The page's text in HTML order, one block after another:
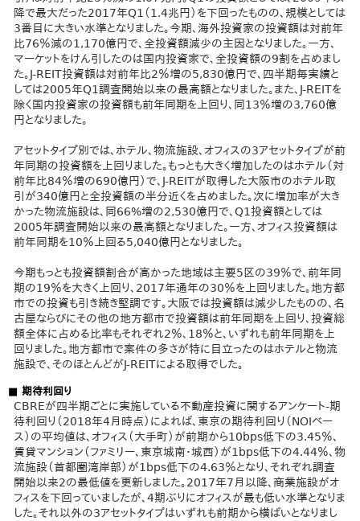
降で最大だった2017年Q1（1.4兆円）を下回ったものの、規模としては
3番目に大きい水準となりました。今期、海外投資家の投資額は対前年
比76％減の1,170億円で、全投資額減少の主因となりました。一方、
マーケットをけん引したのは国内投資家で、全投資額の9割を占めまし
た。J-REIT投資額は対前年比2％増の5,830億円で、四半期毎実績と
しては2005年Q1調査開始以来の最高額となりました。また、J-REITを
除く国内投資家の投資額も前年同期を上回り、同13％増の3,760億
円となりました。
アセットタイプ別では、ホテル、物流施設、オフィスの3アセットタイプが前
年同期の投資額を上回りました。もっとも大きく増加したのはホテル（対
前年比84％増の690億円）で、J-REITが取得した大阪市のホテル取
引が340億円と全投資額の半分近くを占めました。次に増加率が大き
かった物流施設は、同66%増の2,530億円で、Q1投資額としては
2005年調査開始以来の最高額となりました。一方、オフィス投資額は
前年同期を10％上回る5,040億円となりました。
今期もっとも投資額割合が高かった地域は主要5区の39％で、前年同
期の19％を大きく上回り、2017年通年の30％を上回りました。地方都
市での投資も引き続き堅調です。大阪では投資額は減少したものの、名
古屋ならびにその他の地方都市で投資額は前年同期を上回り、投資総
額全体に占める比率もそれぞれ2％、18％と、いずれも前年同期を上
回りました。地方都市で案件の多さが特に目立ったのはホテルと物流
施設で、そのほとんどがJ-REITによる取得でした。
■ 期待利回り
CBREが四半期ごとに実施している不動産投資に関するアンケート‐期
待利回り（2018年4月時点）によれば、東京の期待利回り（NOIベー
ス）の平均値は、オフィス（大手町）が前期から10bps低下の3.45％、
賃貸マンション（ファミリー、東京城南・城西）が1bps低下の4.44％、物
流施設（首都圏湾岸部）が1bps低下の4.63％となり、それぞれ調査
開始以来2の最低値を更新しました。2017年7月以降、商業施設がオ
フィスを下回っていましたが、4期ぶりにオフィスが最も低い水準となりま
した。それ以外の3アセットタイプはいずれも前期から横ばいとなりまし